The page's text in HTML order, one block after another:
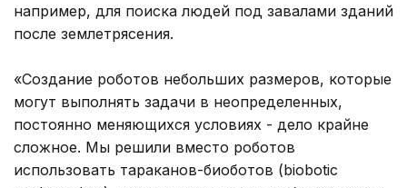
например, для поиска людей под завалами зданий
после землетрясения.
«Создание роботов небольших размеров, которые
могут выполнять задачи в неопределенных,
постоянно меняющихся условиях - дело крайне
сложное. Мы решили вместо роботов
использовать тараканов-биоботов (biobotic